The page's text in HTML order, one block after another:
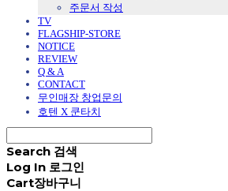
주문서 작성
TV
FLAGSHIP-STORE
NOTICE
REVIEW
Q & A
CONTACT
무인매장 창업문의
호텐 X 쿤타치
Search 검색
Log In 로그인
Cart장바구니